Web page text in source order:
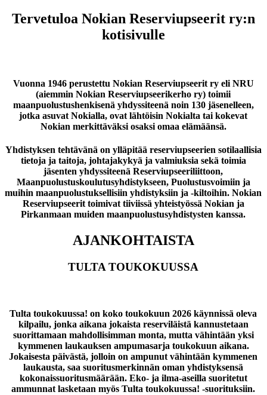
Tervetuloa Nokian Reserviupseerit ry:n
kotisivulle
Vuonna 1946 perustettu Nokian Reserviupseerit ry eli NRU
(aiemmin Nokian Reserviupseerikerho ry) toimii
maanpuolustushenkisenä yhdyssiteenä noin 130 jäsenelleen,
jotka asuvat Nokialla, ovat lähtöisin Nokialta tai kokevat
Nokian merkittäväksi osaksi omaa elämäänsä.
Yhdistyksen tehtävänä on ylläpitää reserviupseerien sotilaallisia
tietoja ja taitoja, johtajakykyä ja valmiuksia sekä toimia
jäsenten yhdyssiteenä Reserviupseeriliittoon,
Maanpuolustuskoulutusyhdistykseen, Puolustusvoimiin ja
muihin maanpuolustuksellisiin yhdistyksiin ja -kiltoihin. Nokian
Reserviupseerit toimivat tiiviissä yhteistyössä Nokian ja
Pirkanmaan muiden maanpuolustusyhdistysten kanssa.
AJANKOHTAISTA
TULTA TOUKOKUUSSA
Tulta toukokuussa! on koko toukokuun 2026 käynnissä oleva
kilpailu, jonka aikana jokaista reserviläistä kannustetaan
suorittamaan mahdollisimman monta, mutta vähintään yksi
kymmenen laukauksen ampumasarja toukokuun aikana.
Jokaisesta päivästä, jolloin on ampunut vähintään kymmenen
laukausta, saa suoritusmerkinnän oman yhdistyksensä
kokonaissuoritusmäärään. Eko- ja ilma-aseilla suoritetut
ammunnat lasketaan myös Tulta toukokuussa! -suorituksiin.